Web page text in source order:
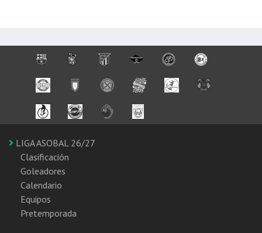
LIGA ASOBAL 26/27
Clasificación
Goleadores
Calendario
Equipos
Pretemporada